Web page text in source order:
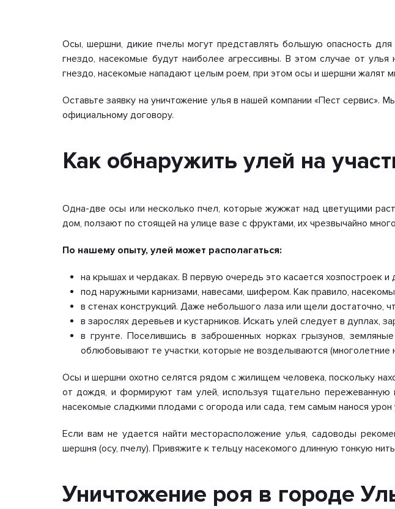
Осы, шершни, дикие пчелы могут представлять большую опасность
гнездо, насекомые будут наиболее агрессивны. В этом случае от
гнездо, насекомые нападают целым роем, при этом осы и шершни жалят
Оставьте заявку на уничтожение улья в нашей компании «Пест
официальному договору.
Как обнаружить улей на
Одна-две осы или несколько пчел, которые жужжат над цветущими
дом, ползают по стоящей на улице вазе с фруктами, их чрезвычайно
По нашему опыту, улей может располагаться:
на крышах и чердаках. В первую очередь это касается хозпостроек
под наружными карнизами, навесами, шифером. Как правило,
в стенах конструкций. Даже небольшого лаза или щели достаточно,
в зарослях деревьев и кустарников. Искать улей следует в дуплах,
в грунте. Поселившись в заброшенных норках грызунов,
облюбовывают те участки, которые не возделываются (многолетние
Осы и шершни охотно селятся рядом с жилищем человека, поскольку
от дождя, и формируют там улей, используя тщательно
насекомые сладкими плодами с огорода или сада, тем самым нанося
Если вам не удается найти месторасположение улья, садоводы
шершня (осу, пчелу). Привяжите к тельцу насекомого длинную тонкую
Уничтожение роя в городе